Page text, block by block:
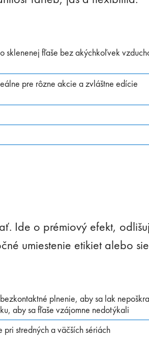
sklenenej fľaše bez akýchkoľvek
pre rôzne akcie a zvláštne edície
Ide o prémiový efekt,
umiestenie etikiet alebo
plnenie, aby sa lak
aby sa fľaše vzájomne nedotýkali
stredných a väčších sériách